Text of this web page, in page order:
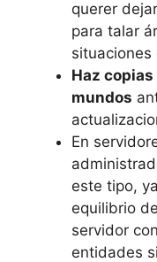
querer
para talar
situaciones
Haz
mundos
En
este tipo,
equilibrio
servidor
entidades